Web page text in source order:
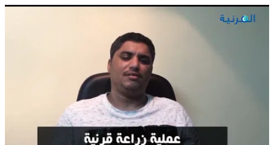
رأي مريض من السعودية — بعد زراعة القرنية السطحية